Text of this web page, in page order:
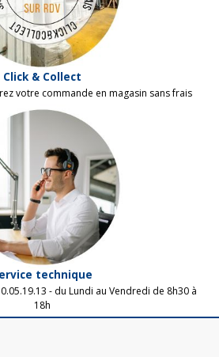
Click & Collect
votre commande en magasin sans frais
technique
- du Lundi au Vendredi de 8h30 à
18h